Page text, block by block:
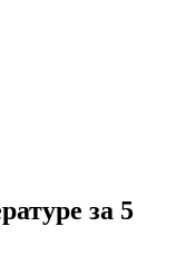
за 5